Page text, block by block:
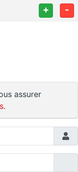
+ -
assurer
.